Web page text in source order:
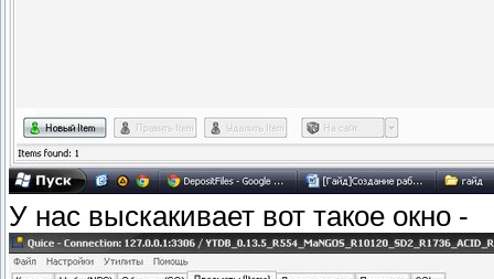
У нас выскакивает вот такое окно -